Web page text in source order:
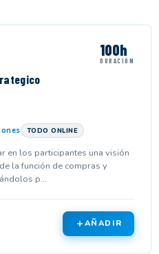
100h
DURACIÓN
TODO ONLINE
en los participantes una visión
la función de compras y
p...
AÑADIR